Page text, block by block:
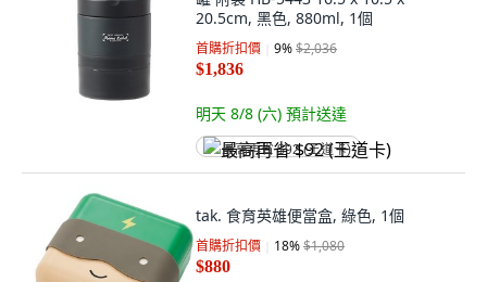
20.5cm, 黑色, 880ml, 1個
首購折扣價 9%$2,036
$1,836
明天 8/8 (六) 預計送達
最高再省 $92 (王道卡)
tak. 食育英雄便當盒, 綠色, 1個
首購折扣價 18%$1,080
$880